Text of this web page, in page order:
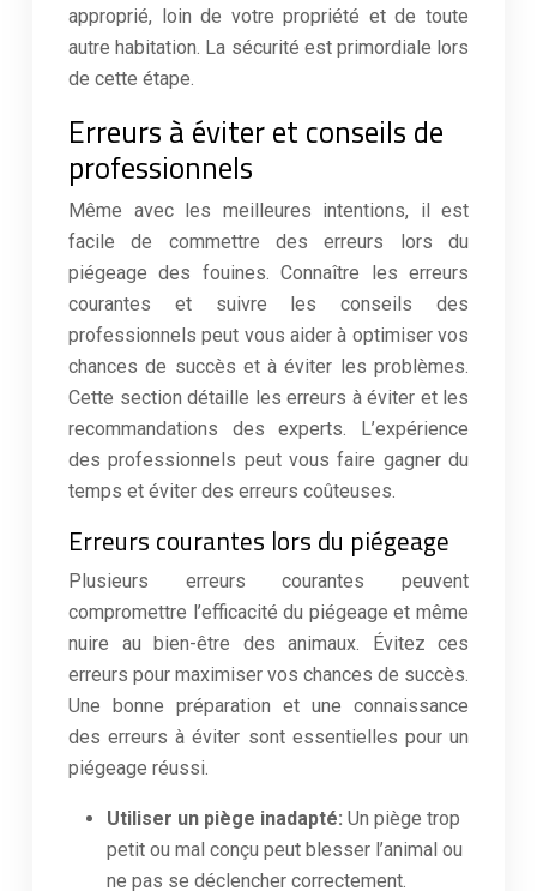
approprié, loin de votre propriété et de toute
autre habitation. La sécurité est primordiale lors
de cette étape.
Erreurs à éviter et conseils de
professionnels
Même avec les meilleures intentions, il est
facile de commettre des erreurs lors du
piégeage des fouines. Connaître les erreurs
courantes et suivre les conseils des
professionnels peut vous aider à optimiser vos
chances de succès et à éviter les problèmes.
Cette section détaille les erreurs à éviter et les
recommandations des experts. L’expérience
des professionnels peut vous faire gagner du
temps et éviter des erreurs coûteuses.
Erreurs courantes lors du piégeage
Plusieurs erreurs courantes peuvent
compromettre l’efficacité du piégeage et même
nuire au bien-être des animaux. Évitez ces
erreurs pour maximiser vos chances de succès.
Une bonne préparation et une connaissance
des erreurs à éviter sont essentielles pour un
piégeage réussi.
Utiliser un piège inadapté: Un piège trop
petit ou mal conçu peut blesser l’animal ou
ne pas se déclencher correctement.